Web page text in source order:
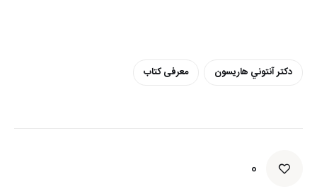
دكتر آنتوني هاريسون معرفی کتاب
0